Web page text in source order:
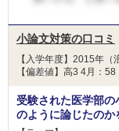
小論文対策の口コミ
【入学年度】2015年（
【偏差値】高3 4月：
受験された医学部
のように論じたのか